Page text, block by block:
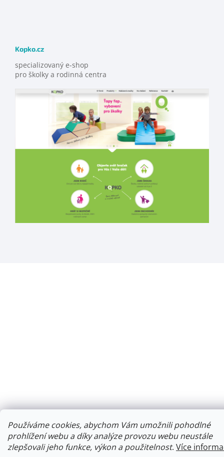
Používáme cookies, abychom Vám umožnili pohodlné
prohlížení webu a díky analýze provozu webu neustále
zlepšovali jeho funkce, výkon a použitelnost. Více
Kopko.cz
specializovaný e-shop
pro školky a rodinná centra